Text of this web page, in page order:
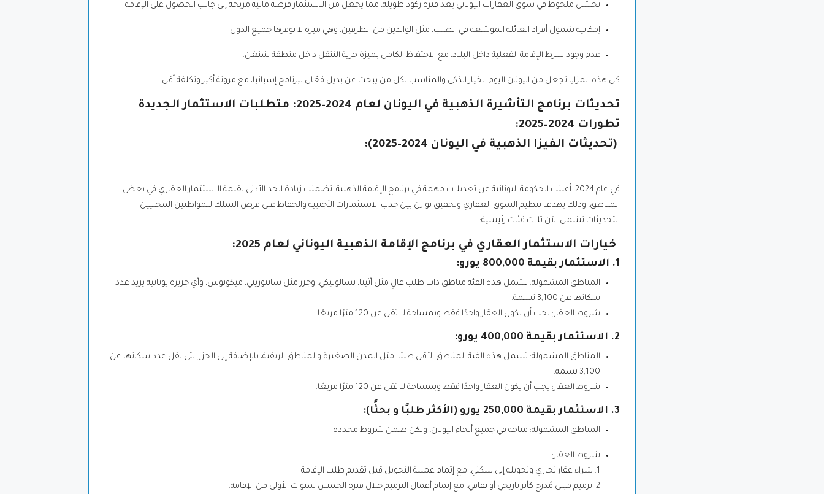
تحسّن ملحوظ في سوق العقارات اليوناني بعد فترة ركود طويلة، مما يجعل من الاستثمار فرصة مالية مربحة إلى جانب الحصول على الإقامة.
إمكانية شمول أفراد العائلة الموسّعة في الطلب، مثل الوالدين من الطرفين، وهي ميزة لا توفرها جميع الدول.
عدم وجود شرط الإقامة الفعلية داخل البلاد، مع الاحتفاظ الكامل بميزة حرية التنقل داخل منطقة شنغن.
كل هذه المزايا تجعل من اليونان اليوم الخيار الذكي والمناسب لكل من يبحث عن بديل فعّال لبرنامج إسبانيا، مع مرونة أكبر وتكلفة أقل.
تحديثات برنامج التأشيرة الذهبية في اليونان لعام 2024–2025: متطلبات الاستثمار الجديدة
تطورات 2024–2025:
(تحديثات الفيزا الذهبية في اليونان 2024–2025):
في عام 2024، أعلنت الحكومة اليونانية عن تعديلات مهمة في برنامج الإقامة الذهبية، تضمنت زيادة الحد الأدنى لقيمة الاستثمار العقاري في بعض
المناطق، وذلك بهدف تنظيم السوق العقاري وتحقيق توازن بين جذب الاستثمارات الأجنبية والحفاظ على فرص التملك للمواطنين المحليين.
التحديثات تشمل الآن ثلاث فئات رئيسية:
خيارات الاستثمار العقاري في برنامج الإقامة الذهبية اليوناني لعام 2025:
1. الاستثمار بقيمة 800,000 يورو:
المناطق المشمولة: تشمل هذه الفئة مناطق ذات طلب عالٍ مثل أثينا، تسالونيكي، وجزر مثل سانتوريني، ميكونوس، وأي جزيرة يونانية يزيد عدد
سكانها عن 3,100 نسمة.
شروط العقار: يجب أن يكون العقار واحدًا فقط وبمساحة لا تقل عن 120 مترًا مربعًا.
2. الاستثمار بقيمة 400,000 يورو:
المناطق المشمولة: تشمل هذه الفئة المناطق الأقل طلبًا، مثل المدن الصغيرة والمناطق الريفية، بالإضافة إلى الجزر التي يقل عدد سكانها عن
3,100 نسمة.
شروط العقار: يجب أن يكون العقار واحدًا فقط وبمساحة لا تقل عن 120 مترًا مربعًا.
3. الاستثمار بقيمة 250,000 يورو (الأكثر طلبًا و بحثًا):
المناطق المشمولة: متاحة في جميع أنحاء اليونان، ولكن ضمن شروط محددة.
شروط العقار:
1. شراء عقار تجاري وتحويله إلى سكني، مع إتمام عملية التحويل قبل تقديم طلب الإقامة.
2. ترميم مبنى مُدرج كأثر تاريخي أو ثقافي، مع إتمام أعمال الترميم خلال فترة الخمس سنوات الأولى من الإقامة.